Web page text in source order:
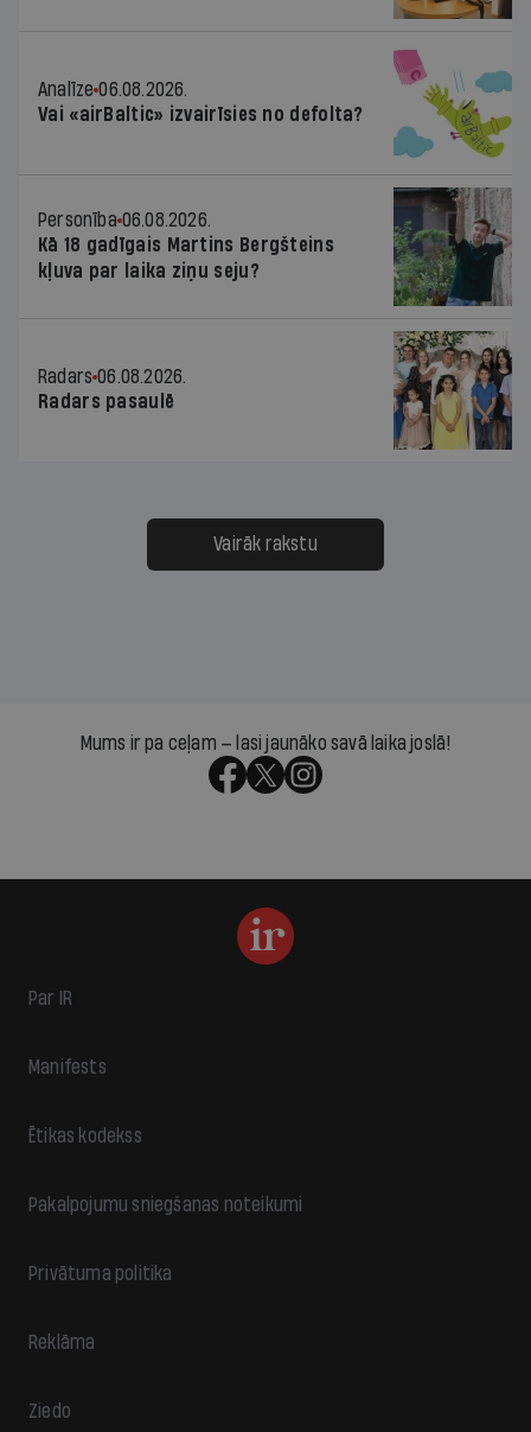
Analīze 06.08.2026.
Vai «airBaltic» izvairīsies no defolta?
Personība 06.08.2026.
Kā 18 gadīgais Martins Bergšteins
kļuva par laika ziņu seju?
Radars 06.08.2026.
Radars pasaulē
Vairāk rakstu
Mums ir pa ceļam — lasi jaunāko savā laika joslā!
Par IR
Manifests
Ētikas kodekss
Pakalpojumu sniegšanas noteikumi
Privātuma politika
Reklāma
Ziedo